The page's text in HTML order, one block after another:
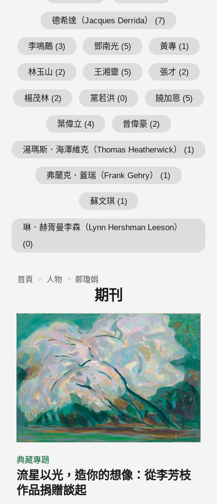
德希達（Jacques Derrida） (7)
李鳴鵰 (3) 鄧南光 (5) 黃專 (1)
林玉山 (2) 王湘靈 (5) 張才 (2)
楊茂林 (2) 黨若洪 (0) 饒加恩 (5)
葉偉立 (4) 曾偉豪 (2)
湯瑪斯．海澤維克（Thomas Heatherwick） (1)
弗蘭克．蓋瑞（Frank Gehry） (1)
蘇文琪 (1)
琳．赫胥曼李森（Lynn Hershman Leeson）
(0)
首頁 人物 鄭瓊娟
期刊
典藏專題
流星以光，造你的想像：從李芳枝
作品捐贈談起